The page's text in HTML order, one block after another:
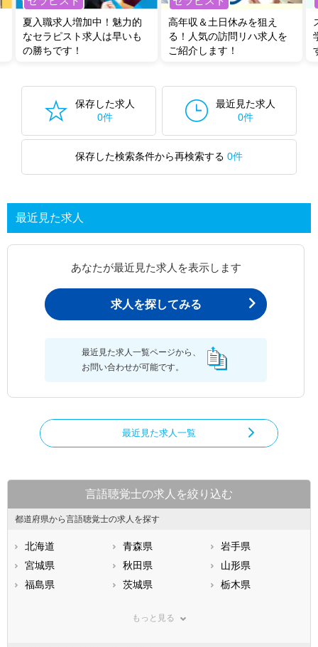
夏入職求人増加中！魅力的
なセラピスト求人は早いも
の勝ちです！
高年収＆土日休みを狙え
る！人気の訪問リハ求人を
ご紹介します！
保存した求人
0件
最近見た求人
0件
保存した検索条件から再検索する 0件
最近見た求人
あなたが最近見た求人を表示します
求人を探してみる
最近見た求人一覧ページから、
お問い合わせが可能です。
最近見た求人一覧
言語聴覚士の求人を絞り込む
都道府県から言語聴覚士の求人を探す
北海道 青森県
岩手県
宮城県
秋田県
山形県
福島県
茨城県
栃木県
神奈川県
もっと見る